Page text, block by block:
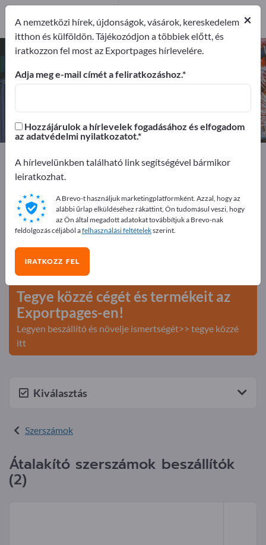
Átalakító szerszámok – gyártók és
beszállítók keresése
2
Gyártók
Exportpages
Gépek és üzemek
Gép- és berendezésgyártás
Szerszámok
Hirdessen ingyen az Exportpages-
en!
Keresés – Ajánlatok – Használt áruk – Üzleti kapcsolatok
>> kezdje itt
Tegye közzé cégét és termékeit az
Exportpages-en!
Legyen beszállító és növelje ismertségét>> tegye közzé
itt
Kiválasztás
Szerszámok
Átalakító szerszámok beszállítók
(2)
×
A nemzetközi hírek, újdonságok, vásárok, kereskedelem
itthon és külföldön. Tájékozódjon a többiek előtt, és
iratkozzon fel most az Exportpages hírlevelére.
Adja meg e-mail címét a feliratkozáshoz.
Hozzájárulok a hírlevelek fogadásához és elfogadom
az adatvédelmi nyilatkozatot.
A hírlevelünkben található link segítségével bármikor
leiratkozhat.
A Brevo-t használjuk marketingplatformként. Azzal, hogy az
alábbi űrlap elküldéséhez rákattint, Ön tudomásul veszi, hogy
az Ön által megadott adatokat továbbítjuk a Brevo-nak
feldolgozás céljából afelhasználási feltételekszerint.
IRATKOZZ FEL